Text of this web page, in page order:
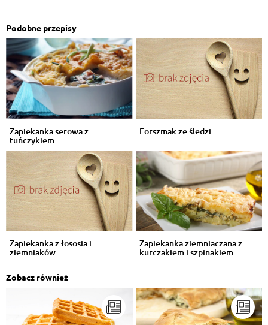
Podobne przepisy
Zapiekanka serowa z
tuńczykiem
Forszmak ze śledzi
Zapiekanka z łososia i
ziemniaków
Zapiekanka ziemniaczana z
kurczakiem i szpinakiem
Zobacz również